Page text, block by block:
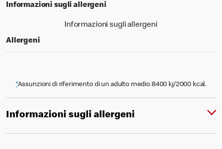
Informazioni sugli allergeni
Informazioni sugli allergeni
Allergeni
*Assunzioni di riferimento di un adulto medio 8400 kj/2000 kcal.
Informazioni sugli allergeni